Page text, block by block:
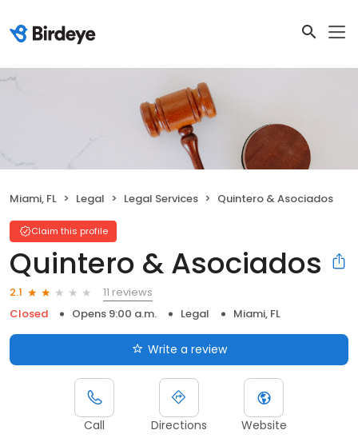
Miami, FL Legal Legal Services Quintero & Asociados
Claim this profile
Quintero & Asociados
2.1
11 reviews
Closed
Opens 9:00 a.m. Legal Miami, FL
Write a review
Call Directions Website